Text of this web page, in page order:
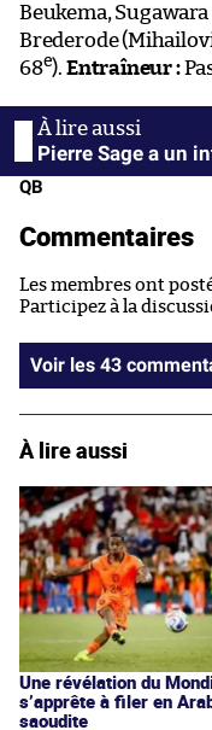
Beukema,
Brederode
68e). Entraîneur :
Pierre Sage a un
QB
Commentaires
Les membres ont
Participez à la
Voir les 43
À lire aussi
Une révélation du
s’apprête à filer en
saoudite